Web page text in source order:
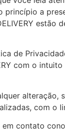
princípio a
de
com o
com o
em contato